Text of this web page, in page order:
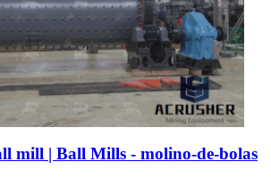
mill | Ball Mills - molino-de-bolas